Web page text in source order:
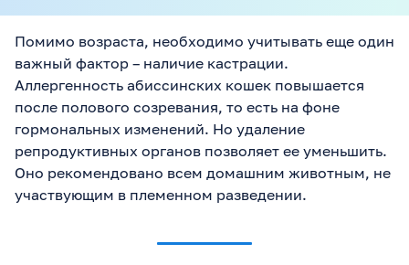
ночам или когда нас нет
дома — лужи на
простынях, запах мочи
въедается, стираем
думали, вредничает, но
прочитала статью и
поняла причины: стресс
от ремонта (смена места
жительства), грязный
лоток (решетка мешала)
кастрирован, метил
Помимо возраста, необходимо учитывать еще один
важный фактор – наличие кастрации.
Аллергенность абиссинских кошек повышается
после полового созревания, то есть на фоне
гормональных изменений. Но удаление
репродуктивных органов позволяет ее уменьшить.
Оно рекомендовано всем домашним животным, не
участвующим в племенном разведении.